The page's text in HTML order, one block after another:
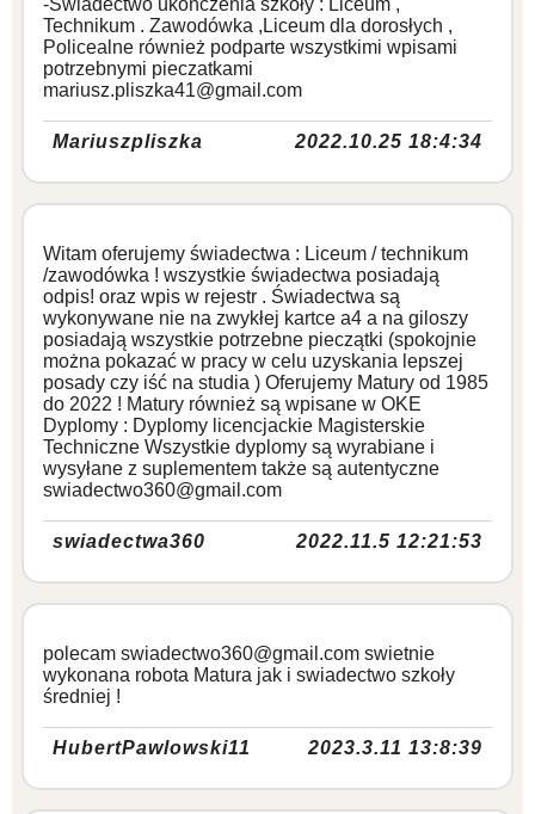
-Świadectwo ukończenia szkoły : Liceum ,
Technikum . Zawodówka ,Liceum dla dorosłych ,
Policealne również podparte wszystkimi wpisami
potrzebnymi pieczatkami
mariusz.pliszka41@gmail.com
Mariuszpliszka 2022.10.25 18:4:34
Witam oferujemy świadectwa : Liceum / technikum
/zawodówka ! wszystkie świadectwa posiadają
odpis! oraz wpis w rejestr . Świadectwa są
wykonywane nie na zwykłej kartce a4 a na giloszy
posiadają wszystkie potrzebne pieczątki (spokojnie
można pokazać w pracy w celu uzyskania lepszej
posady czy iść na studia ) Oferujemy Matury od 1985
do 2022 ! Matury również są wpisane w OKE
Dyplomy : Dyplomy licencjackie Magisterskie
Techniczne Wszystkie dyplomy są wyrabiane i
wysyłane z suplementem także są autentyczne
swiadectwo360@gmail.com
swiadectwa360 2022.11.5 12:21:53
polecam swiadectwo360@gmail.com swietnie
wykonana robota Matura jak i swiadectwo szkoły
średniej !
HubertPawlowski11 2023.3.11 13:8:39